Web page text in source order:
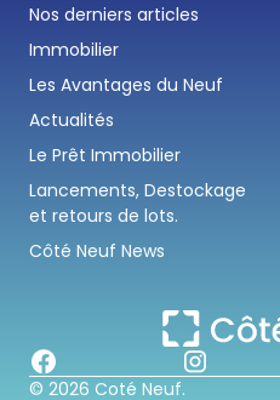
Nos derniers articles
Immobilier
Les Avantages du Neuf
Actualités
Le Prêt Immobilier
Lancements, Destockage
et retours de lots.
Côté Neuf News
© 2026 Coté Neuf.